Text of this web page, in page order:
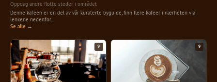
Oppdag andre flotte steder i området
Denne kafeen er en del av vår kuraterte byguide, finn flere kafeer i nærheten via
lenkene nedenfor.
Se alle →
9 9